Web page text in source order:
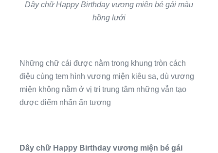
Dây chữ Happy Birthday vương miện bé gái màu
hồng lưới
Những chữ cái được nằm trong khung tròn cách
điệu cùng tem hình vương miện kiêu sa, dù vương
miện không nằm ở vị trí trung tâm những vẫn tạo
được điểm nhấn ấn tượng
Dây chữ Happy Birthday vương miện bé gái